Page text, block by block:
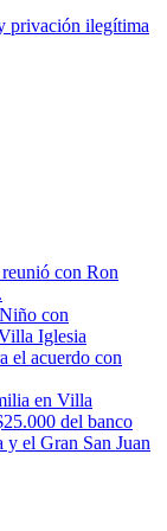
privación ilegítima
con Ron
con
Iglesia
el acuerdo con
en Villa
del banco
el Gran San Juan